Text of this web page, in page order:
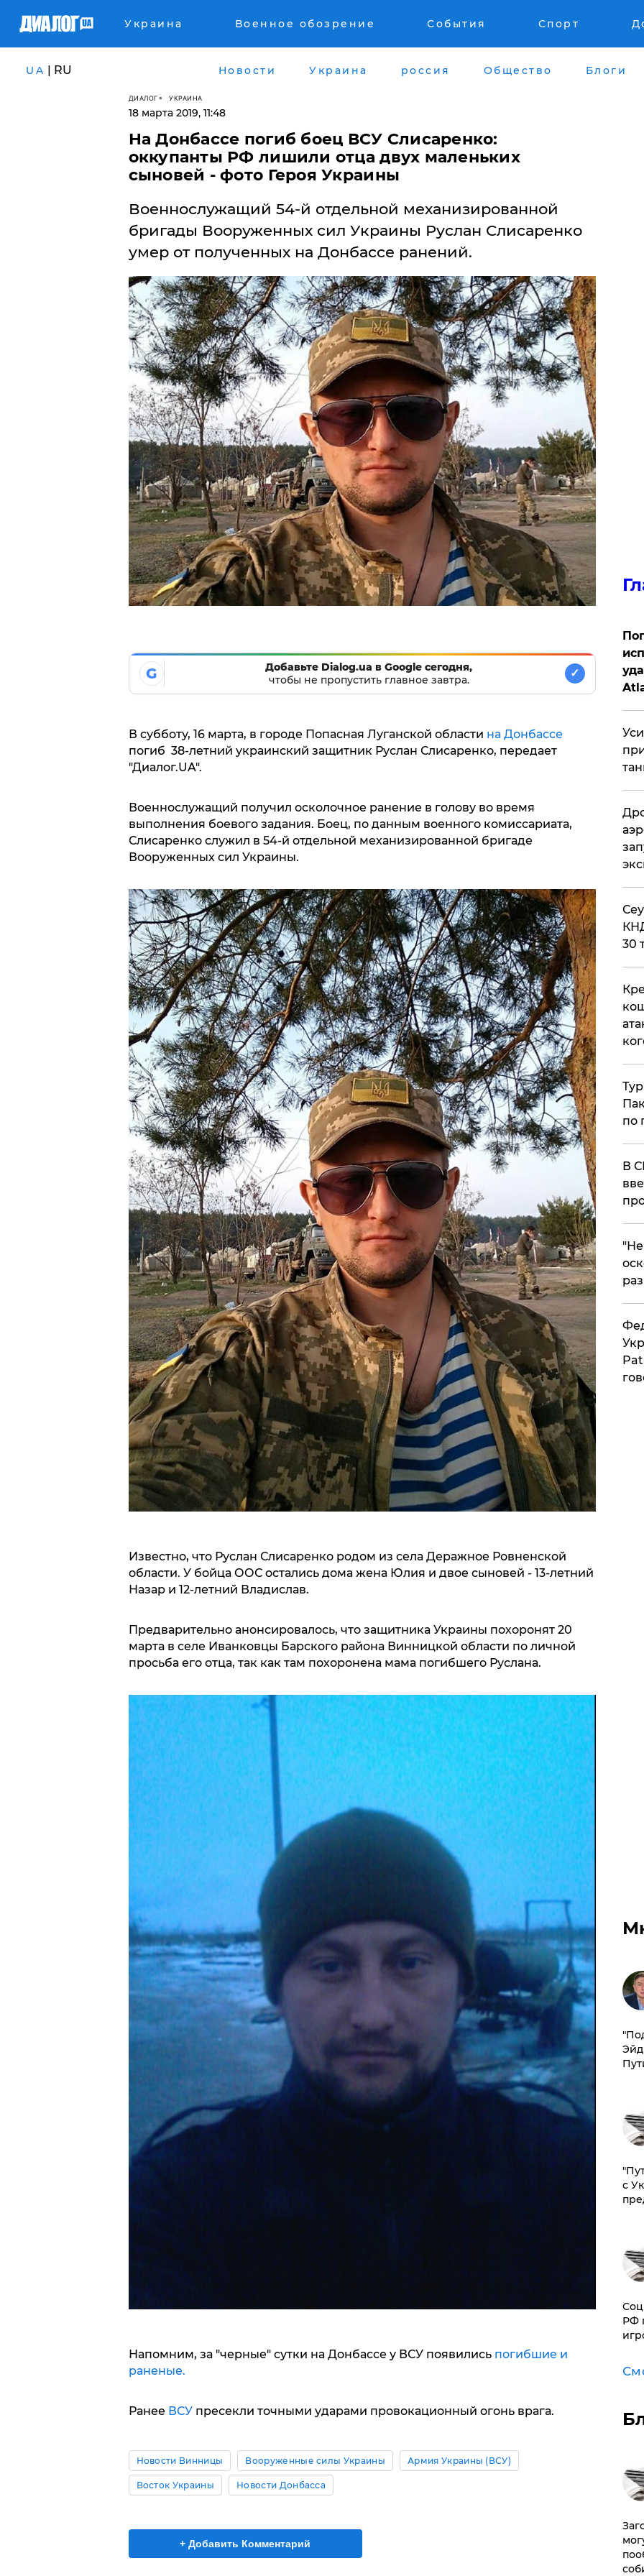
Украина Военное обозрение События Спорт
UA | RU Новости Украина россия Общество Блоги
ДИАЛОГ УКРАИНА
18 марта 2019, 11:48
На Донбассе погиб боец ВСУ Слисаренко:
оккупанты РФ лишили отца двух маленьких
сыновей - фото Героя Украины
Военнослужащий 54-й отдельной механизированной
бригады Вооруженных сил Украины Руслан Слисаренко
умер от полученных на Донбассе ранений.
G
Добавьте Dialog.ua в Google сегодня,
чтобы не пропустить главное завтра.
✓
В субботу, 16 марта, в городе Попасная Луганской области на Донбассе
погиб 38-летний украинский защитник Руслан Слисаренко, передает
"Диалог.UA".
Военнослужащий получил осколочное ранение в голову во время
выполнения боевого задания. Боец, по данным военного комиссариата,
Слисаренко служил в 54-й отдельной механизированной бригаде
Вооруженных сил Украины.
Известно, что Руслан Слисаренко родом из села Деражное Ровненской
области. У бойца ООС остались дома жена Юлия и двое сыновей - 13-летний
Назар и 12-летний Владислав.
Предварительно анонсировалось, что защитника Украины похоронят 20
марта в селе Иванковцы Барского района Винницкой области по личной
просьба его отца, так как там похоронена мама погибшего Руслана.
Напомним, за "черные" сутки на Донбассе у ВСУ появилисьпогибшие и
раненые.
Ранее ВСУ пресекли точными ударами провокационный огонь врага.
Новости Винницы Вооруженные силы Украины Армия Украины (ВСУ)
Восток Украины Новости Донбасса
+ Добавить Комментарий
30
по
В
с
РФ